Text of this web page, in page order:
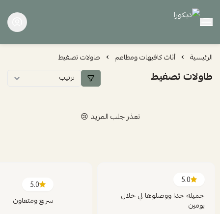
ديكورا
الرئيسية أثاث كافيهات ومطاعم طاولات تصفيط
طاولات تصفيط
تعذر جلب المزيد 😢
5.0
جميله جدا ووصلوها لي خلال
يومين
5.0
سريع ومتعاون